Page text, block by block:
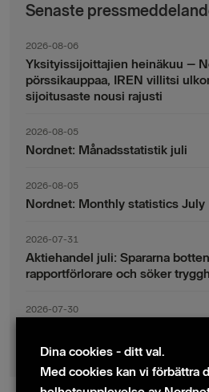
Senaste
2026-08-06
Yksityissijoittajien heinäkuu –
pörssikauppaa, IREN villitsi
sijoitusaste nousi rajusti
2026-08-05
Nordnet: Månadsstatistik juli
2026-08-05
Nordnet: Monthly statistics July
2026-07-31
Aktiehandel juli: Spararna
rapportförlorare och söker
2026-07-30
indexsparandet ligger fast
Dina cookies - ditt val.
Med cookies kan vi förbättra